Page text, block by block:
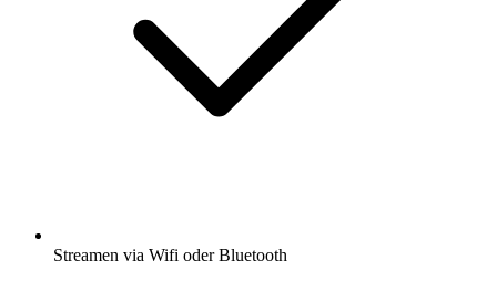
Streamen via Wifi oder Bluetooth